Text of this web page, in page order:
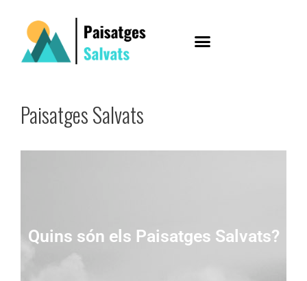
Paisatges Salvats
Quins són els Paisatges Salvats?